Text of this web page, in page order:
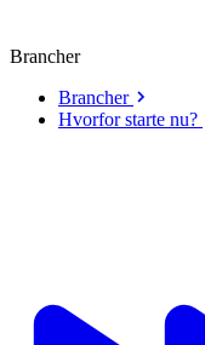
Brancher
Brancher
Hvorfor starte nu?